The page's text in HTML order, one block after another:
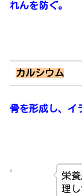
れんを防ぐ。
カルシウム
骨を形成し、イ
栄
理